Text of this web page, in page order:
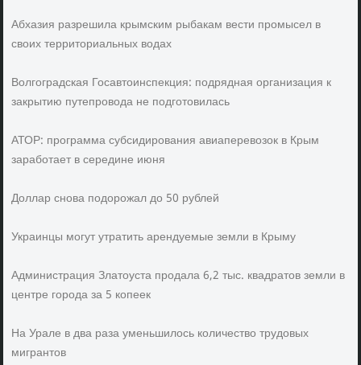
Абхазия разрешила крымским рыбакам вести промысел в
своих территориальных водах
Волгоградская Госавтоинспекция: подрядная организация к
закрытию путепровода не подготовилась
АТОР: программа субсидирования авиаперевозок в Крым
заработает в середине июня
Доллар снова подорожал до 50 рублей
Украинцы могут утратить арендуемые земли в Крыму
Администрация Златоуста продала 6,2 тыс. квадратов земли в
центре города за 5 копеек
На Урале в два раза уменьшилось количество трудовых
мигрантов